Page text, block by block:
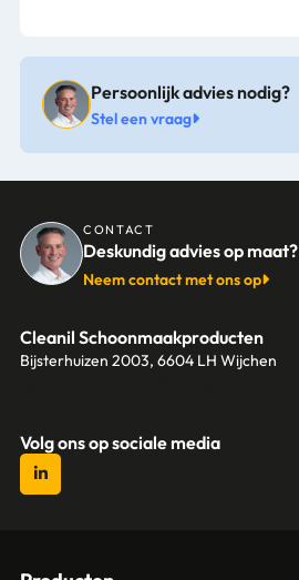
Persoonlijk advies nodig?
Stel een vraag
CONTACT
Deskundig advies op maat?
Neem contact met ons op
Cleanil Schoonmaakproducten
Bijsterhuizen 2003, 6604 LH Wijchen
Volg ons op sociale media